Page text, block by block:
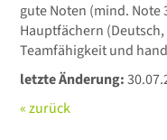
gute Noten (mind.
Hauptfächern (Deutsch,
Teamfähigkeit und
letzte Änderung:
« zurück